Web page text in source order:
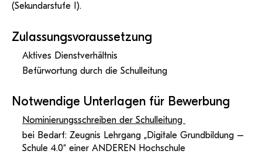
(Sekundarstufe I).
Zulassungsvoraussetzung
Aktives Dienstverhältnis
Befürwortung durch die Schulleitung
Notwendige Unterlagen für Bewerbung
Nominierungsschreiben der Schulleitung
bei Bedarf: Zeugnis Lehrgang „Digitale Grundbildung –
Schule 4.0“ einer ANDEREN Hochschule